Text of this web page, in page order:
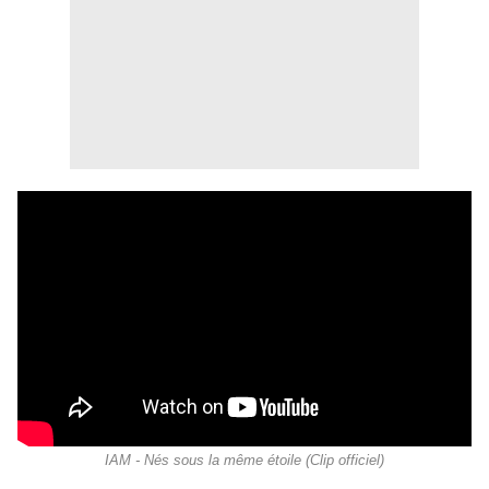
IAM - Nés sous la même étoile (Clip officiel)